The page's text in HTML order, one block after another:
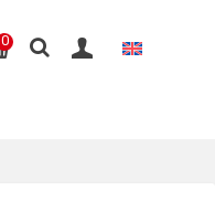
0